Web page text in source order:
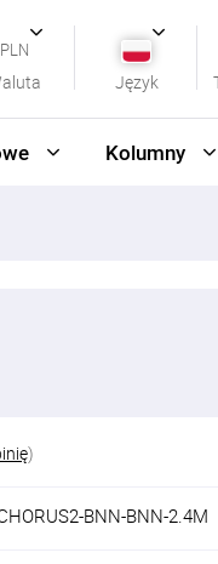
PLN
Język
Kolumny
)
BNN-BNN-2.4M